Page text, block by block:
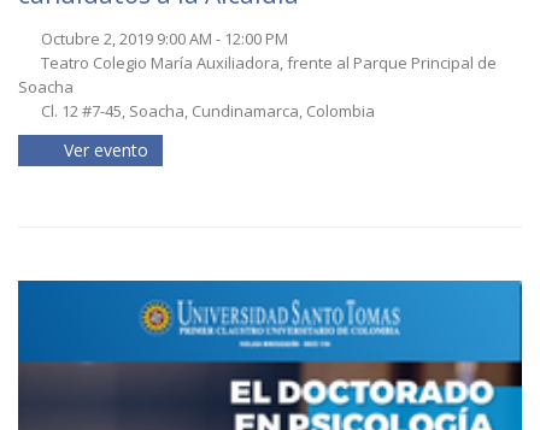
Octubre 2, 2019 9:00 AM - 12:00 PM
Teatro Colegio María Auxiliadora, frente al Parque Principal de
Soacha
Cl. 12 #7-45, Soacha, Cundinamarca, Colombia
Ver evento